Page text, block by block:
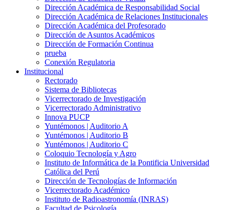
Dirección Académica de Responsabilidad Social
Dirección Académica de Relaciones Institucionales
Dirección Académica del Profesorado
Dirección de Asuntos Académicos
Dirección de Formación Continua
prueba
Conexión Regulatoria
Institucional
Rectorado
Sistema de Bibliotecas
Vicerrectorado de Investigación
Vicerrectorado Administrativo
Innova PUCP
Yuntémonos | Auditorio A
Yuntémonos | Auditorio B
Yuntémonos | Auditorio C
Coloquio Tecnología y Agro
Instituto de Informática de la Pontificia Universidad
Católica del Perú
Dirección de Tecnologías de Información
Vicerrectorado Académico
Instituto de Radioastronomía (INRAS)
Facultad de Psicología